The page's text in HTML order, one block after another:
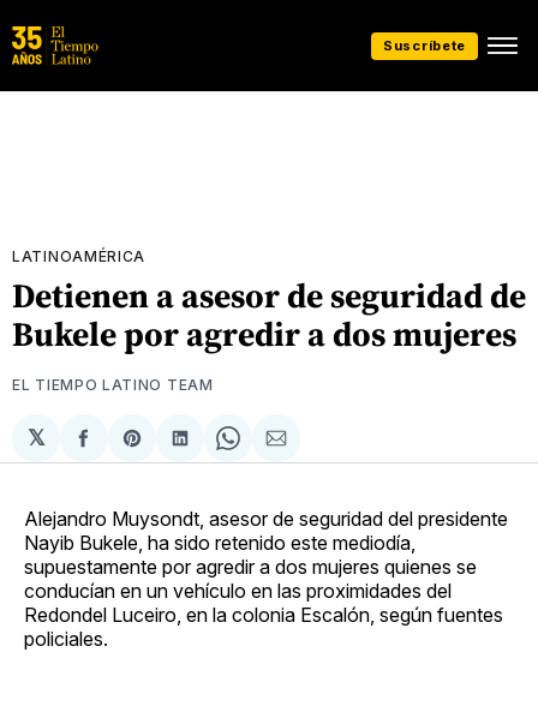
Suscríbete
LATINOAMÉRICA
Detienen a asesor de seguridad de
Bukele por agredir a dos mujeres
EL TIEMPO LATINO TEAM
𝕏
Compartir
en
Share
on
Compartir
en
Share
on
Compartir
via
Alejandro Muysondt, asesor de seguridad del presidente
Nayib Bukele, ha sido retenido este mediodía,
supuestamente por agredir a dos mujeres quienes se
conducían en un vehículo en las proximidades del
Redondel Luceiro, en la colonia Escalón, según fuentes
policiales.